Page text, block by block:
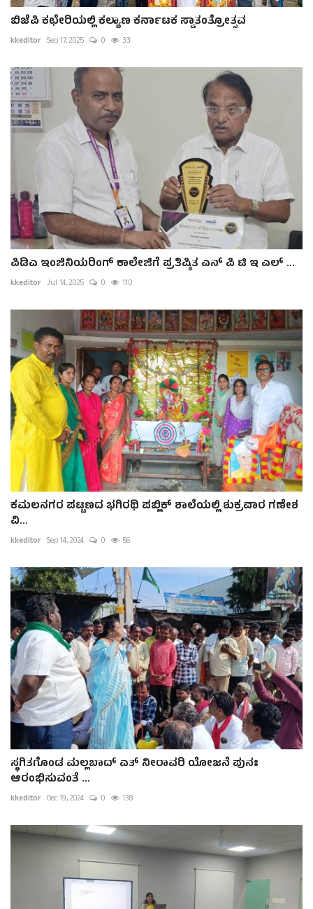
ಬಿಜೆಪಿ ಕಛೇರಿಯಲ್ಲಿ ಕಲ್ಯಾಣ ಕರ್ನಾಟಕ ಸ್ವಾತಂತ್ರೋತ್ಸವ
kkeditor Sep 17, 2025 0 33
ಪಿಡಿಎ ಇಂಜಿನಿಯರಿಂಗ್ ಕಾಲೇಜಿಗೆ ಪ್ರತಿಷ್ಠಿತ ಎನ್ ಪಿ ಟಿ ಇ ಎಲ್ ...
kkeditor Jul 14, 2025 0 110
ಕಮಲನಗರ ಪಟ್ಟಣದ ಭಗಿರಥಿ ಪಬ್ಲಿಕ್ ಶಾಲೆಯಲ್ಲಿ ಶುಕ್ರವಾರ ಗಣೇಶ
ವಿ...
kkeditor Sep 14, 2024 0 56
ಸ್ಥಗಿತಗೊಂಡ ಮಲ್ಲಬಾದ್ ಏತ್ ನೀರಾವರಿ ಯೋಜನೆ ಪುನಃ
ಆರಂಭಿಸುವಂತೆ ...
kkeditor Dec 19, 2024 0 138